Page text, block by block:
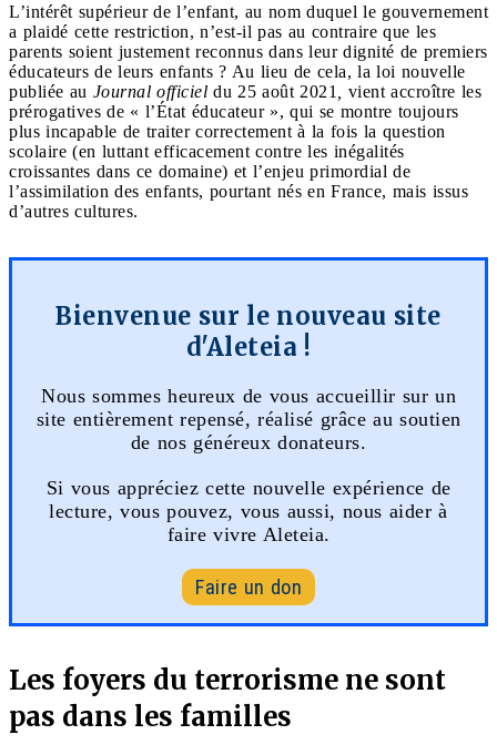
L’intérêt supérieur de l’enfant, au nom duquel le gouvernement
a plaidé cette restriction, n’est-il pas au contraire que les
parents soient justement reconnus dans leur dignité de premiers
éducateurs de leurs enfants ? Au lieu de cela, la loi nouvelle
publiée au Journal officiel du 25 août 2021
vient accroître les
prérogatives de « l’État éducateur », qui se montre toujours
plus incapable de traiter correctement à la fois la question
scolaire (en luttant efficacement contre les inégalités
croissantes dans ce domaine) et l’enjeu primordial de
l’assimilation des enfants, pourtant nés en France, mais issus
d’autres cultures.
Bienvenue sur le nouveau site
d'Aleteia !
Nous sommes heureux de vous accueillir sur un
site entièrement repensé, réalisé grâce au soutien
de nos généreux donateurs.
Si vous appréciez cette nouvelle expérience de
lecture, vous pouvez, vous aussi, nous aider à
faire vivre Aleteia.
Faire un don
Les foyers du terrorisme ne sont
pas dans les familles